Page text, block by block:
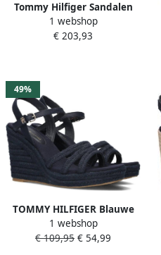
Tommy Hilfiger Sandalen
MID WEDGE SANDAL
zomerschoen sandaal met
1 webshop
€ 203,93
49%
TOMMY HILFIGER Blauwe
Espadrilles Essential Basic
Wedge
1 webshop
€ 109,95 € 54,99